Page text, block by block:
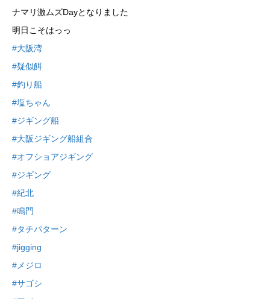
ナマリ激ムズDayとなりました
明日こそはっっ
#大阪湾
#疑似餌
#釣り船
#塩ちゃん
#ジギング船
#大阪ジギング船組合
#オフショアジギング
#ジギング
#紀北
#鳴門
#タチパターン
#jigging
#メジロ
#サゴシ